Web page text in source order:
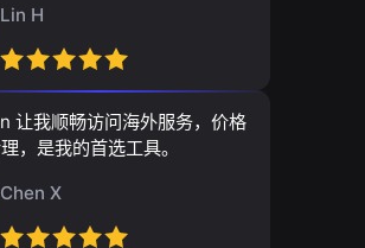
Lin H
让我顺畅访问海外服务，价格
，是我的首选工具。
Chen X